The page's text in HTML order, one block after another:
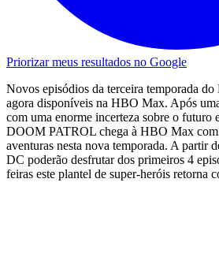
Priorizar meus resultados no Google
Novos episódios da terceira temporada
agora disponíveis na HBO Max. Após
com uma enorme incerteza sobre o futuro
DOOM PATROL chega à HBO Max com
aventuras nesta nova temporada. A partir
DC poderão desfrutar dos primeiros 4
feiras este plantel de super-heróis retorna